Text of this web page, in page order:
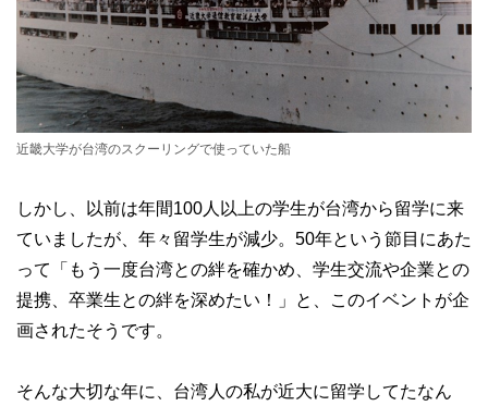
近畿大学が台湾のスクーリングで使っていた船
しかし、以前は年間100人以上の学生が台湾から留学に来
ていましたが、年々留学生が減少。50年という節目にあた
って「もう一度台湾との絆を確かめ、学生交流や企業との
提携、卒業生との絆を深めたい！」と、このイベントが企
画されたそうです。
そんな大切な年に、台湾人の私が近大に留学してたなん